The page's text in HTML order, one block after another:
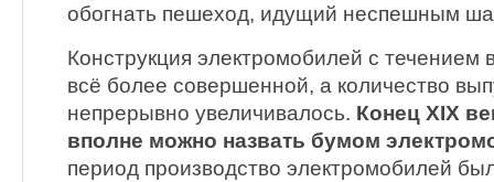
обогнать пешеход, идущий неспешным
Конструкция электромобилей с течением
всё более совершенной, а количество
непрерывно увеличивалось. Конец XIX
вполне можно назвать бумом
период производство электромобилей